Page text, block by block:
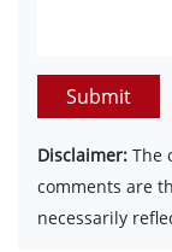
Submit
Disclaimer: The
comments are
necessarily